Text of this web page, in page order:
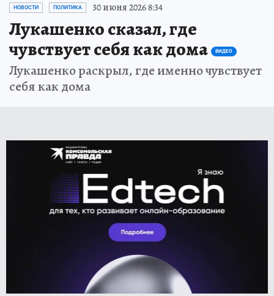
НОВОСТИ ПОЛИТИКА 30 июня 2026 8:34
Лукашенко сказал, где
чувствует себя как дома
ВИДЕО
Лукашенко раскрыл, где именно чувствует
себя как дома